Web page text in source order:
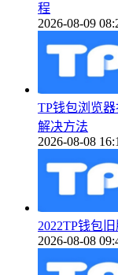
程
2026-08-09
TP钱包浏览
解决方法
2026-08-08
2022TP钱包
2026-08-08